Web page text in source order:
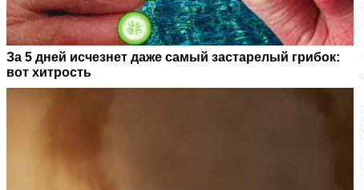
За 5 дней исчезнет даже самый застарелый грибок:
вот хитрость